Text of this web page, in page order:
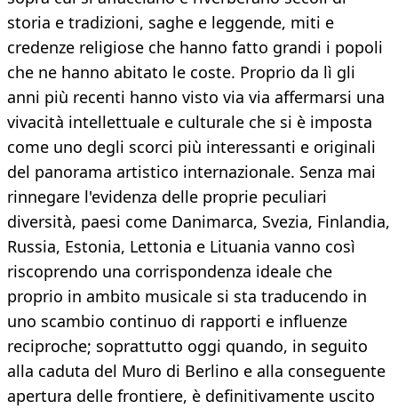
storia e tradizioni, saghe e leggende, miti e
credenze religiose che hanno fatto grandi i popoli
che ne hanno abitato le coste. Proprio da lì gli
anni più recenti hanno visto via via affermarsi una
vivacità intellettuale e culturale che si è imposta
come uno degli scorci più interessanti e originali
del panorama artistico internazionale. Senza mai
rinnegare l'evidenza delle proprie peculiari
diversità, paesi come Danimarca, Svezia, Finlandia,
Russia, Estonia, Lettonia e Lituania vanno così
riscoprendo una corrispondenza ideale che
proprio in ambito musicale si sta traducendo in
uno scambio continuo di rapporti e influenze
reciproche; soprattutto oggi quando, in seguito
alla caduta del Muro di Berlino e alla conseguente
apertura delle frontiere, è definitivamente uscito